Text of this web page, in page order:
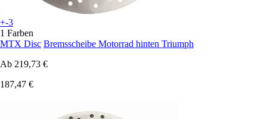
+-3
1 Farben
MTX Disc Bremsscheibe Motorrad hinten Triumph
Ab 219,73 €
187,47 €